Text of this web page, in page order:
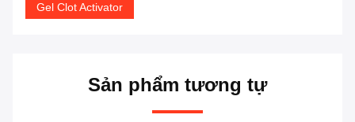
Gel Clot Activator
Sản phẩm tương tự